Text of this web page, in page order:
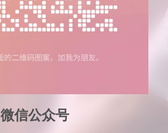
微信公众号